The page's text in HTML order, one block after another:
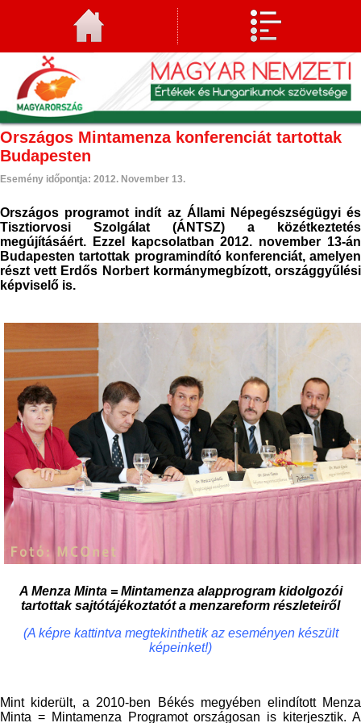
Országos Mintamenza konferenciát tartottak
Budapesten
Esemény időpontja: 2012. November 13.
Országos programot indít az Állami Népegészségügyi és
Tisztiorvosi Szolgálat (ÁNTSZ) a közétkeztetés
megújításáért. Ezzel kapcsolatban 2012. november 13-án
Budapesten tartottak programindító konferenciát, amelyen
részt vett Erdős Norbert kormánymegbízott, országgyűlési
képviselő is.
A Menza Minta = Mintamenza alapprogram kidolgozói
tartottak sajtótájékoztatót a menzareform részleteiről
(A képre kattintva megtekinthetik az eseményen készült
képeinket!)
Mint kiderült, a 2010-ben Békés megyében elindított Menza
Minta = Mintamenza Programot országosan is kiterjesztik. A